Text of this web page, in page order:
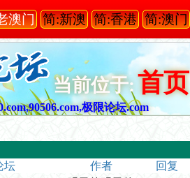
澳门 简:新澳 简:香港 简:澳门
当前位于: 首页
极限论坛.com
坛 作者 回复